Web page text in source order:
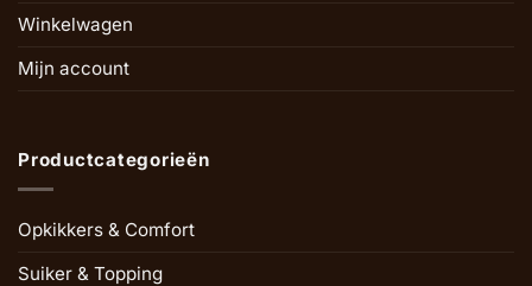
Winkelwagen
Mijn account
Productcategorieën
Opkikkers & Comfort
Suiker & Topping